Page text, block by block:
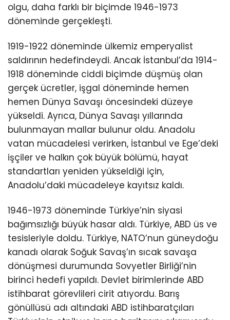
olgu, daha farklı bir biçimde 1946-1973
döneminde gerçekleşti.
1919-1922 döneminde ülkemiz emperyalist
saldırının hedefindeydi. Ancak İstanbul’da 1914-
1918 döneminde ciddi biçimde düşmüş olan
gerçek ücretler, işgal döneminde hemen
hemen Dünya Savaşı öncesindeki düzeye
yükseldi. Ayrıca, Dünya Savaşı yıllarında
bulunmayan mallar bulunur oldu. Anadolu
vatan mücadelesi verirken, İstanbul ve Ege’deki
işçiler ve halkın çok büyük bölümü, hayat
standartları yeniden yükseldiği için,
Anadolu’daki mücadeleye kayıtsız kaldı.
1946-1973 döneminde Türkiye’nin siyasi
bağımsızlığı büyük hasar aldı. Türkiye, ABD üs ve
tesisleriyle doldu. Türkiye, NATO’nun güneydoğu
kanadı olarak Soğuk Savaş’ın sıcak savaşa
dönüşmesi durumunda Sovyetler Birliği’nin
birinci hedefi yapıldı. Devlet birimlerinde ABD
istihbarat görevlileri cirit atıyordu. Barış
gönüllüsü adı altındaki ABD istihbaratçıları